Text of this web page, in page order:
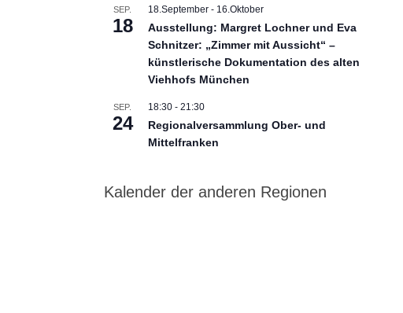
SEP.
18
18.September- 16.Oktober
Ausstellung: Margret Lochner und Eva
Schnitzer: „Zimmer mit Aussicht“ –
künstlerische Dokumentation des alten
Viehhofs München
SEP.
24
18:30- 21:30
Regionalversammlung Ober- und
Mittelfranken
Kalender der anderen Regionen